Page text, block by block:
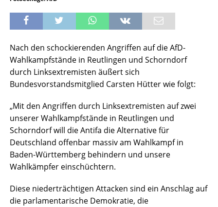
Nach den schockierenden Angriffen auf die AfD-
Wahlkampfstände in Reutlingen und Schorndorf
durch Linksextremisten äußert sich
Bundesvorstandsmitglied Carsten Hütter wie folgt:
„Mit den Angriffen durch Linksextremisten auf zwei
unserer Wahlkampfstände in Reutlingen und
Schorndorf will die Antifa die Alternative für
Deutschland offenbar massiv am Wahlkampf in
Baden-Württemberg behindern und unsere
Wahlkämpfer einschüchtern.
Diese niederträchtigen Attacken sind ein Anschlag auf
die parlamentarische Demokratie, die